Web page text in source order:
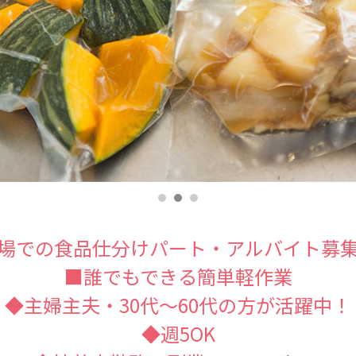
での食品仕分けパート・アルバイト募
■誰でもできる簡単軽作業
◆主婦主夫・30代～60代の方が活躍中！
◆週5OK